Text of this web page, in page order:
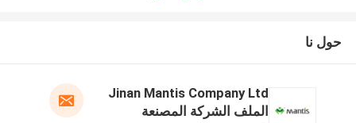
حول نا
Jinan Mantis Company Ltd
الملف الشركة المصنعة